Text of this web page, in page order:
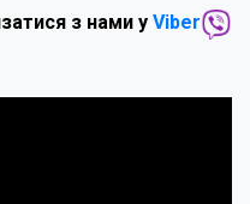
з нами у Viber